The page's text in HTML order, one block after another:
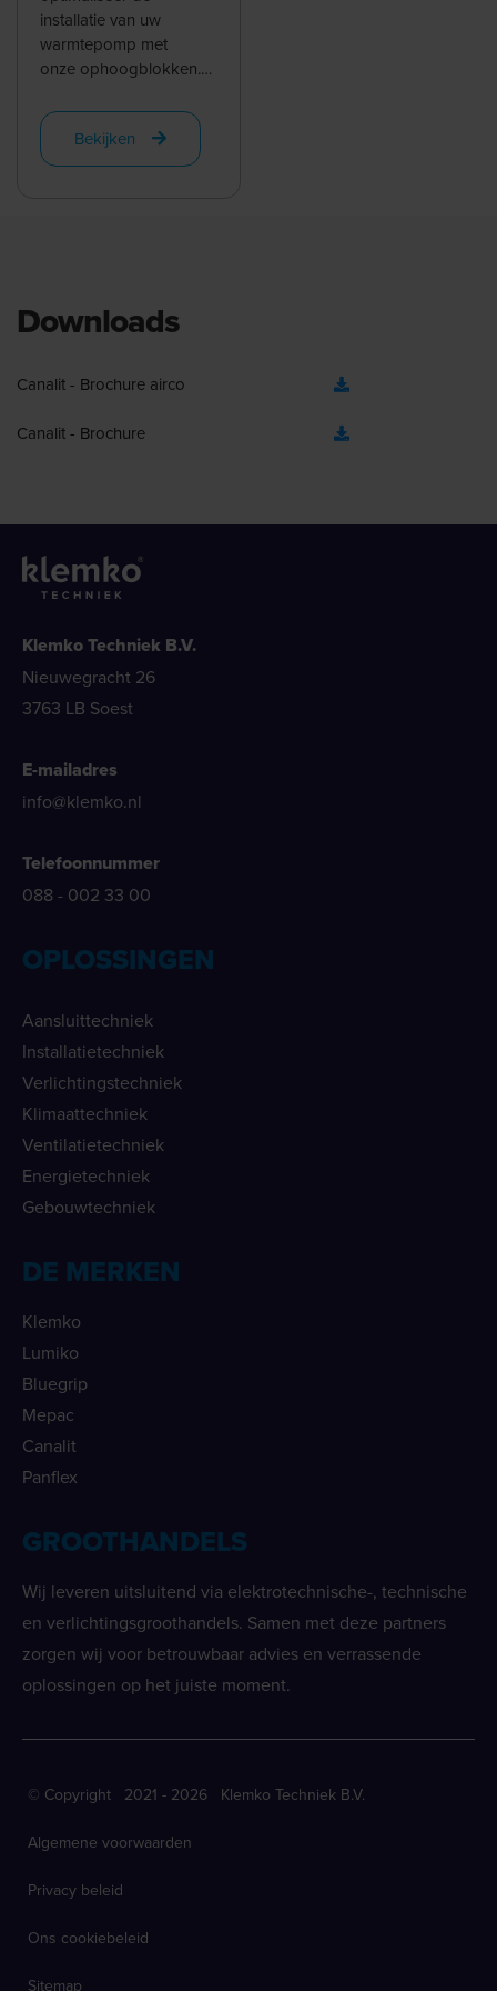
installatie van uw
warmtepomp met
onze ophoogblokken.
een afmeting van 1000 x
160 x 110mm zijn
naadloos ...
Bekijken
Downloads
Canalit - Brochure airco
Canalit - Brochure
Klemko Techniek B.V.
Nieuwegracht 26
3763 LB Soest
E-mailadres
info@klemko.nl
Telefoonnummer
088 - 002 33 00
OPLOSSINGEN
Aansluittechniek
Installatietechniek
Verlichtingstechniek
Klimaattechniek
Ventilatietechniek
Energietechniek
Gebouwtechniek
DE MERKEN
Klemko
Lumiko
Bluegrip
Mepac
Canalit
Panflex
GROOTHANDELS
Wij leveren uitsluitend via elektrotechnische-, technische
en verlichtingsgroothandels. Samen met deze partners
zorgen wij voor betrouwbaar advies en verrassende
oplossingen op het juiste moment.
© Copyright 2021 - 2026 Klemko Techniek B.V.
Algemene voorwaarden
Privacy beleid
Ons cookiebeleid
Sitemap